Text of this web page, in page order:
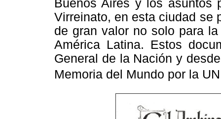
Buenos Aires y los asuntos
Virreinato, en esta ciudad se
de gran valor no solo para
América Latina. Estos
General de la Nación y
Memoria del Mundo por la